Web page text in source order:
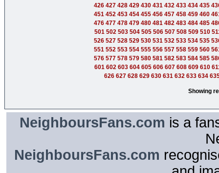
426 427 428 429 430 431 432 433 434 435
451 452 453 454 455 456 457 458 459 460
476 477 478 479 480 481 482 483 484 485
501 502 503 504 505 506 507 508 509 510
526 527 528 529 530 531 532 533 534 535
551 552 553 554 555 556 557 558 559 560
576 577 578 579 580 581 582 583 584 585
601 602 603 604 605 606 607 608 609 610
626 627 628 629 630 631 632 633 634
Showing
NeighboursFans.com is a
NeighboursFans.com